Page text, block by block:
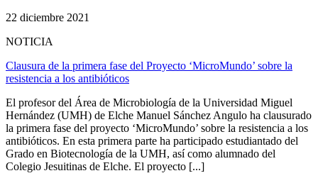
22 diciembre 2021
NOTICIA
Clausura de la primera fase del Proyecto ‘MicroMundo’ sobre la
resistencia a los antibióticos
El profesor del Área de Microbiología de la Universidad Miguel
Hernández (UMH) de Elche Manuel Sánchez Angulo ha clausurado
la primera fase del proyecto ‘MicroMundo’ sobre la resistencia a los
antibióticos. En esta primera parte ha participado estudiantado del
Grado en Biotecnología de la UMH, así como alumnado del
Colegio Jesuitinas de Elche. El proyecto [...]